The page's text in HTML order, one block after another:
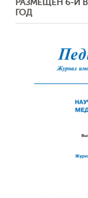
РАЗМЕЩЕН 6-Й
ГОД